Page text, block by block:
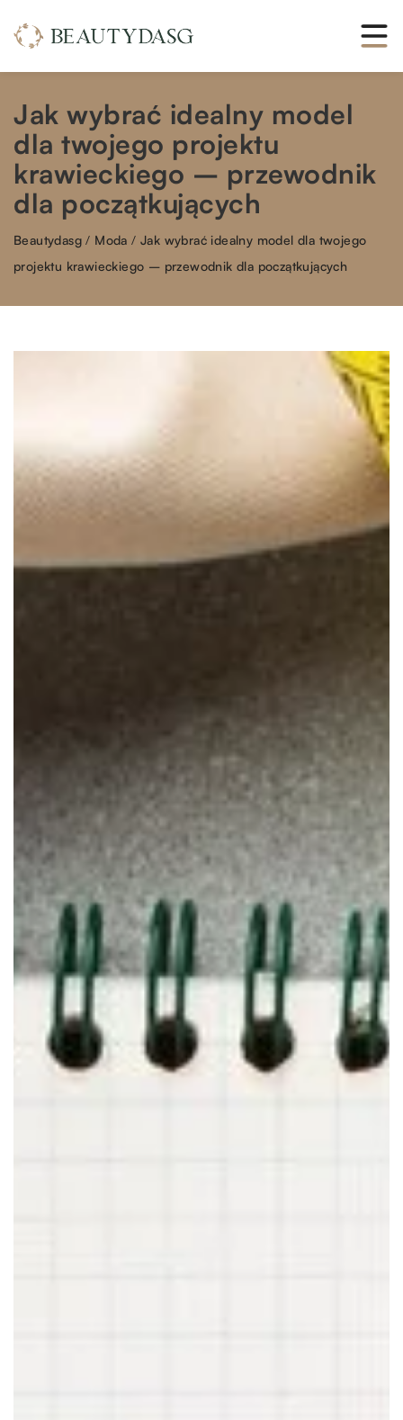
Jak wybrać idealny model
dla twojego projektu
krawieckiego – przewodnik
dla początkujących
Beautydasg / Moda /Jak wybrać idealny model dla twojego
projektu krawieckiego – przewodnik dla początkujących